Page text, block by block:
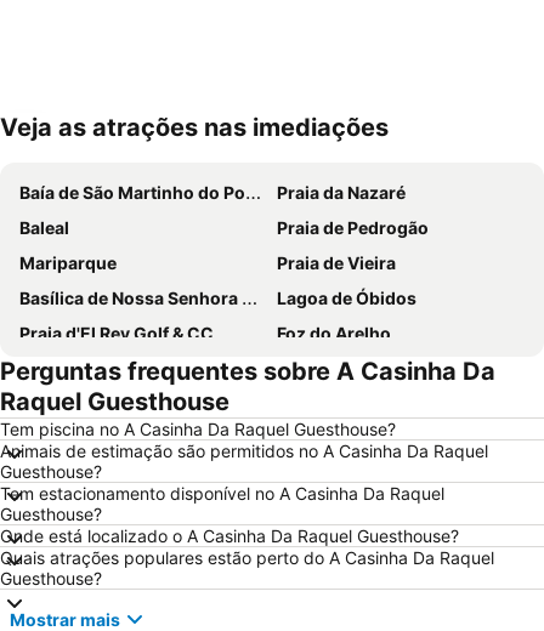
Ampliar mapa
Veja as atrações nas imediações
Baía de São Martinho do Porto
Praia da Nazaré
Baleal
Praia de Pedrogão
Mariparque
Praia de Vieira
Basílica de Nossa Senhora do Rosário de Fátima
Lagoa de Óbidos
Praia d'El Rey Golf & CC
Foz do Arelho
Grutas de Mira de Aire
Mosteiro de Alcobaça
Buddha Eden Garden - Jardim da Paz
Salir do Porto
Castelo de Óbidos
Paredes de Vitória
Sítio da Nazaré
Estádio Municipal de Leiria
Da Foz do Arelho
Bom Sucesso
Osso da Baleia
Perguntas frequentes sobre A Casinha Da
Raquel Guesthouse
Tem piscina no A Casinha Da Raquel Guesthouse?
Animais de estimação são permitidos no A Casinha Da Raquel
Guesthouse?
Tem estacionamento disponível no A Casinha Da Raquel
Guesthouse?
Onde está localizado o A Casinha Da Raquel Guesthouse?
Quais atrações populares estão perto do A Casinha Da Raquel
Guesthouse?
Mostrar mais